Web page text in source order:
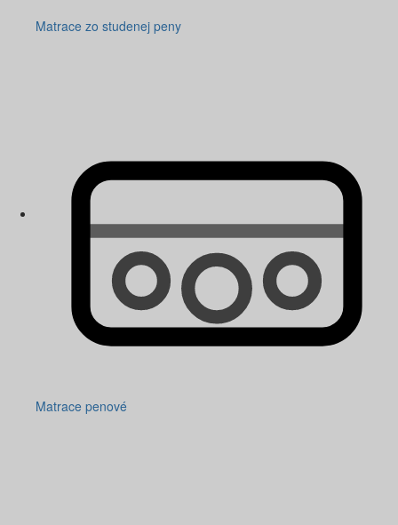
Matrace zo studenej peny
Matrace penové